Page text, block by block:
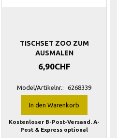
TISCHSET ZOO ZUM
AUSMALEN
6,90CHF
Model/Artikelnr.: 6268339
In den Warenkorb
Kostenloser B-Post-Versand. A-
Post & Express optional